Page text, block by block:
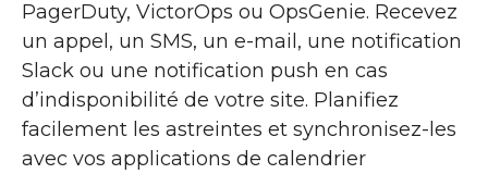
PagerDuty, VictorOps ou OpsGenie. Recevez
un appel, un SMS, un e-mail, une notification
Slack ou une notification push en cas
d’indisponibilité de votre site. Planifiez
facilement les astreintes et synchronisez-les
avec vos applications de calendrier